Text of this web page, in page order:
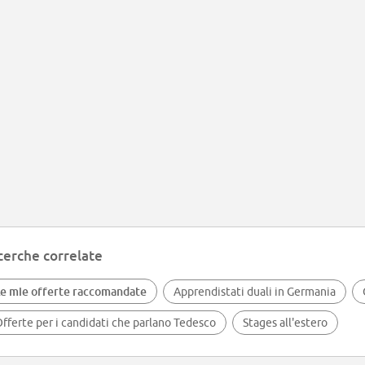
correlate
mie offerte raccomandate Apprendistati duali in Germania
per i candidati che parlano Tedesco Stages all'estero